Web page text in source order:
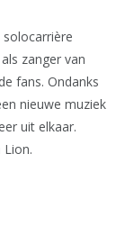
zanger van
fans. Ondanks
nieuwe muziek
uit elkaar.
Lion.